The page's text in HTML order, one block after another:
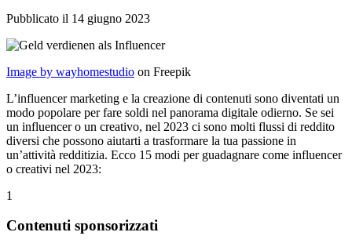
Pubblicato il 14 giugno 2023
Image by wayhomestudio on Freepik
L’influencer marketing e la creazione di contenuti sono diventati un
modo popolare per fare soldi nel panorama digitale odierno. Se sei
un influencer o un creativo, nel 2023 ci sono molti flussi di reddito
diversi che possono aiutarti a trasformare la tua passione in
un’attività redditizia. Ecco 15 modi per guadagnare come influencer
o creativi nel 2023:
1
Contenuti sponsorizzati